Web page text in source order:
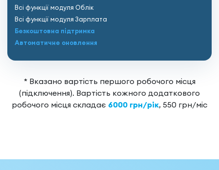
Всі функції модуля Облік
Всі функції модуля Зарплата
Безкоштовна підтримка
Автоматичне оновлення
* Вказано вартість першого робочого місця
(підключення). Вартість кожного додаткового
робочого місця складає 6000 грн/рік, 550 грн/міс